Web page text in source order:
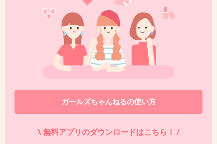
車内で食べる用にお菓子を買いすぎちゃう( ￣
+88
マックとか匂いきついもの食べてるやつらに殺
意がわく
+138
ガールズちゃんねるの使い方
\ 無料アプリのダウンロードはこちら！ /